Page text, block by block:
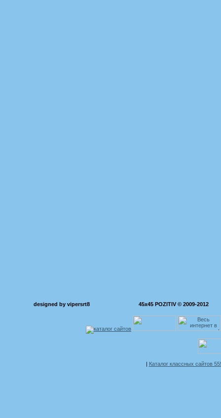
designed by vipersrt8 45x45 POZITIV © 2009-2012
Каталог классных сайтов